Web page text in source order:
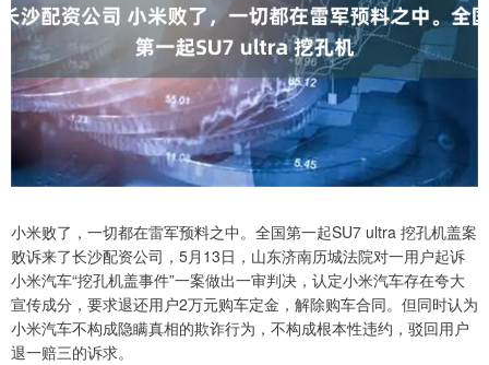
小米败了，一切都在雷军预料之中。全国第一起SU7 ultra 挖孔机盖案
败诉来了长沙配资公司，5月13日，山东济南历城法院对一用户起诉
小米汽车“挖孔机盖事件”一案做出一审判决，认定小米汽车存在夸大
宣传成分，要求退还用户2万元购车定金，解除购车合同。但同时认为
小米汽车不构成隐瞒真相的欺诈行为，不构成根本性违约，驳回用户
退一赔三的诉求。